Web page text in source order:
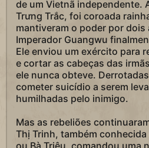
de um Vietnã independente.
Trưng Trắc, foi coroada
mantiveram o poder por dois
Imperador Guangwu
Ele enviou um exército para
e cortar as cabeças das
ele nunca obteve.
cometer suicídio a serem
humilhadas pelo inimigo.
Mas as rebeliões
Thị Trinh, também